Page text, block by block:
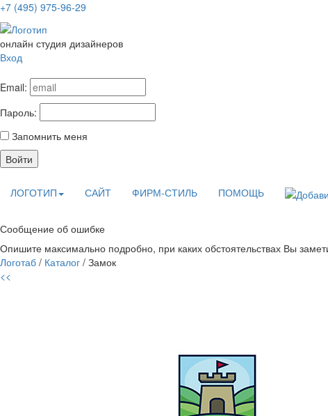
+7 (495) 975-96-29
онлайн студия дизайнеров
Вход
Email:
Пароль:
Запомнить меня
Войти
ЛОГОТИП САЙТ ФИРМ-СТИЛЬ ПОМОЩЬ
Сообщение об ошибке
Опишите максимально подробно, при каких обстоятельствах Вы
Логотаб / Каталог / Замок
<<